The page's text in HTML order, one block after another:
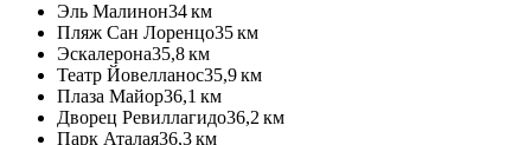
Эль Малинон34 км
Пляж Сан Лоренцо35 км
Эскалерона35,8 км
Театр Йовелланос35,9 км
Плаза Майор36,1 км
Дворец Ревиллагидо36,2 км
Парк Аталая36,3 км